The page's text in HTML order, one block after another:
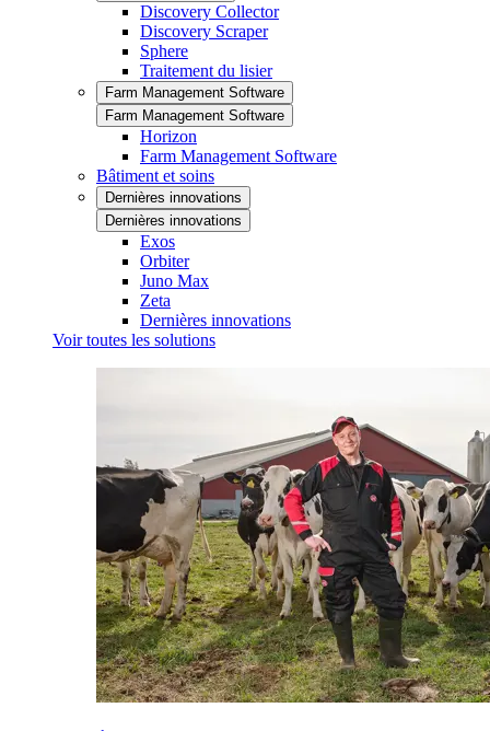
Discovery Collector
Discovery Scraper
Sphere
Traitement du lisier
Farm Management Software
Farm Management Software
Horizon
Farm Management Software
Bâtiment et soins
Dernières innovations
Dernières innovations
Exos
Orbiter
Juno Max
Zeta
Dernières innovations
Voir toutes les solutions